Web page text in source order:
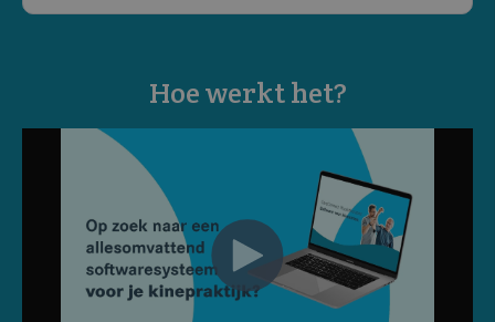
Hoe werkt het?